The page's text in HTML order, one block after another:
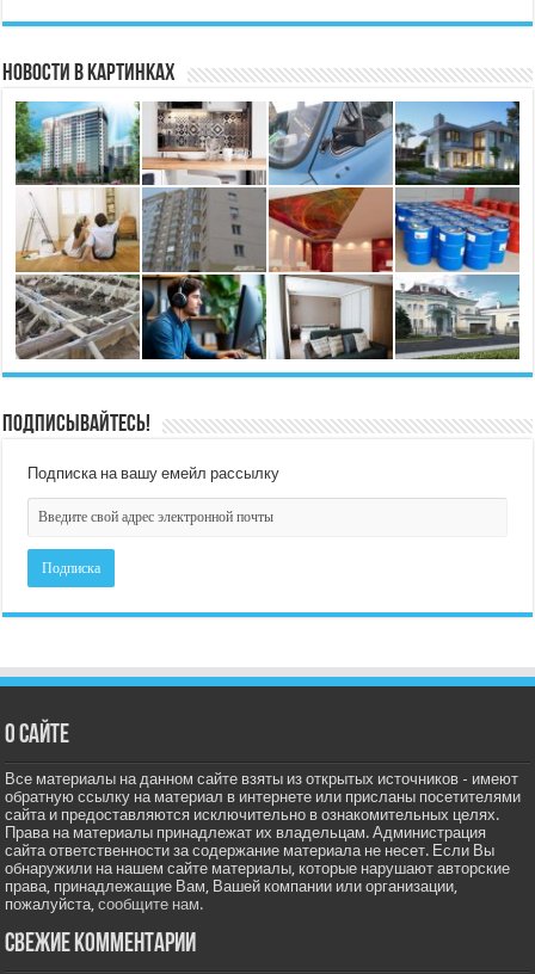
Новости в картинках
Подписывайтесь!
Подписка на вашу емейл рассылку
О сайте
Все материалы на данном сайте взяты из открытых источников - имеют
обратную ссылку на материал в интернете или присланы посетителями
сайта и предоставляются исключительно в ознакомительных целях.
Права на материалы принадлежат их владельцам. Администрация
сайта ответственности за содержание материала не несет. Если Вы
обнаружили на нашем сайте материалы, которые нарушают авторские
права, принадлежащие Вам, Вашей компании или организации,
пожалуйста,сообщите нам.
Свежие комментарии